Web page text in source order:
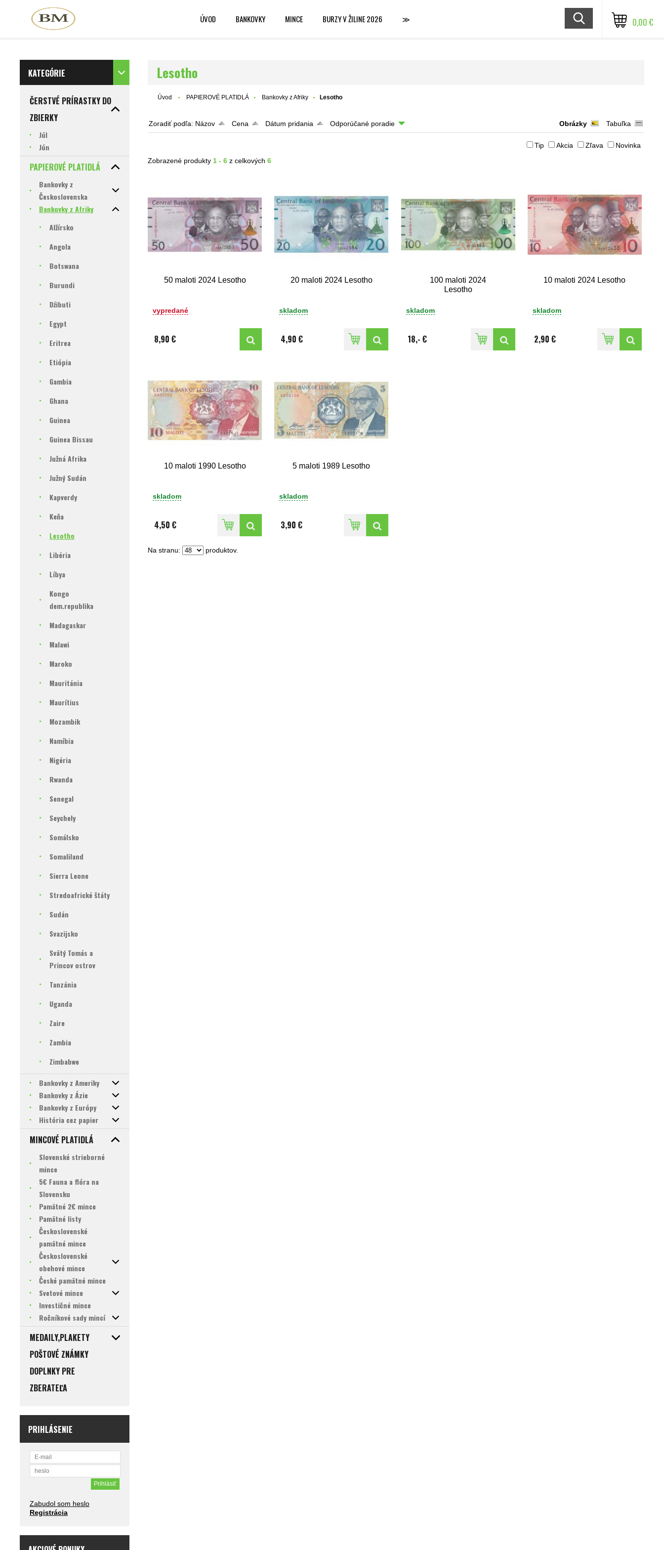
ÚVOD BANKOVKY MINCE BURZY V ŽILINE 2026 ≫ 0,00 €
KATEGÓRIE
ČERSTVÉ PRÍRASTKY DO
ZBIERKY
Júl
Jún
PAPIEROVÉ PLATIDLÁ
Bankovky z
Československa
Bankovky z Afriky
Alžírsko
Angola
Botswana
Burundi
Dźibuti
Egypt
Eritrea
Etiópia
Gambia
Ghana
Guinea
Guinea Bissau
Južná Afrika
Južný Sudán
Kapverdy
Keňa
Lesotho
Libéria
Líbya
Kongo
dem.republika
Madagaskar
Malawi
Maroko
Mauritánia
Maurítius
Mozambik
Namíbia
Nigéria
Rwanda
Senegal
Seychely
Somálsko
Somaliland
Sierra Leone
Stredoafrické štáty
Sudán
Svazijsko
Svätý Tomás a
Princov ostrov
Tanzánia
Uganda
Zaire
Zambia
Zimbabwe
Bankovky z Ameriky
Bankovky z Ázie
Bankovky z Európy
História cez papier
MINCOVÉ PLATIDLÁ
Slovenské strieborné
mince
5€ Fauna a flóra na
Slovensku
Pamätné 2€ mince
Pamätné listy
Československé
pamätné mince
Československé
obehové mince
České pamätné mince
Svetové mince
Investičné mince
Ročníkové sady mincí
MEDAILY,PLAKETY
POŠTOVÉ ZNÁMKY
DOPLNKY PRE
ZBERATEĽA
PRIHLÁSENIE
Zabudol som heslo
Registrácia
Lesotho
Úvod PAPIEROVÉ PLATIDLÁ Bankovky z Afriky Lesotho
Zoradiť podľa: Názov Cena Dátum pridania Odporúčané poradie Obrázky Tabuľka
Tip Akcia Zľava
Novinka
Zobrazené produkty 1 - 6 z celkových6
50 maloti 2024 Lesotho
vypredané
8,90 €
20 maloti 2024 Lesotho
skladom
4,90 €
100 maloti 2024
Lesotho
skladom
18,- €
10 maloti 2024 Lesotho
skladom
2,90 €
10 maloti 1990 Lesotho
skladom
4,50 €
5 maloti 1989 Lesotho
skladom
3,90 €
Na stranu: produktov.